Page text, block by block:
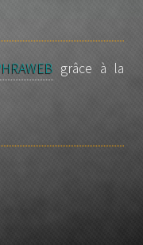
grâce à la